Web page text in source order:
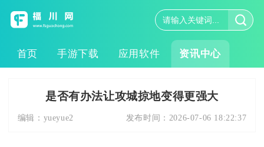
首页 手游下载 应用软件 资讯中心
是否有办法让攻城掠地变得更强大
编辑： yueyue2 发布时间： 2026-07-06 18:22:37